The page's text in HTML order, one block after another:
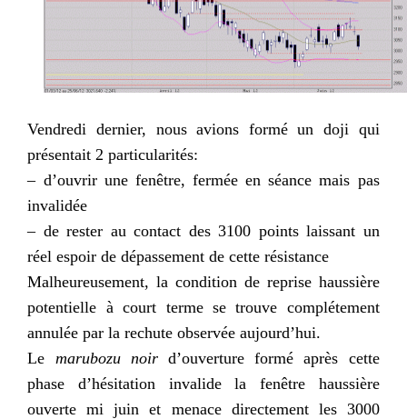
Vendredi dernier, nous avions formé un doji qui
présentait 2 particularités:
– d’ouvrir une fenêtre, fermée en séance mais pas
invalidée
– de rester au contact des 3100 points laissant un
réel espoir de dépassement de cette résistance
Malheureusement, la condition de reprise haussière
potentielle à court terme se trouve complétement
annulée par la rechute observée aujourd’hui.
Le marubozu noird’ouverture formé après cette
phase d’hésitation invalide la fenêtre haussière
ouverte mi juin et menace directement les 3000